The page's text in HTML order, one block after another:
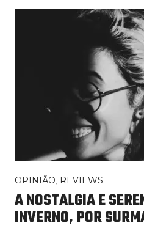
OPINIÃO, REVIEWS
A NOSTALGIA E
INVERNO, POR